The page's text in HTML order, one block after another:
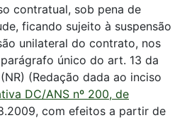
contratual, sob pena de
ficando sujeito à suspensão
unilateral do contrato, nos
único do art. 13 da
(Redação dada ao inciso
DC/ANS nº 200, de
com efeitos a partir de